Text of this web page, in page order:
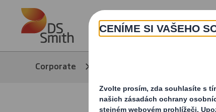
Skip to main content
Corporate